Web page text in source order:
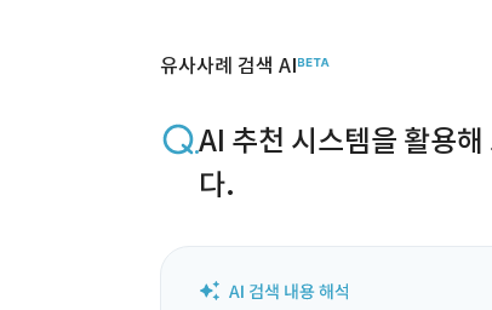
유사사례 검색 AI
AI 추천 시스템을 활용
다.